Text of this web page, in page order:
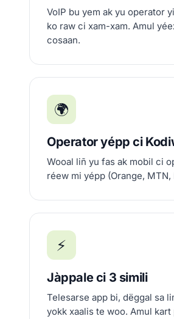
VoIP bu yem ak yu operator
ko raw ci xam-xam. Amul
cosaan.
🌍
Operator yépp ci
Wooal liñ yu fas ak mobil ci
réew mi yépp (Orange, MTN,
⚡
Jàppale ci 3 simili
Telesarse app bi, dëggal sa
yokk xaalis te woo. Amul kart